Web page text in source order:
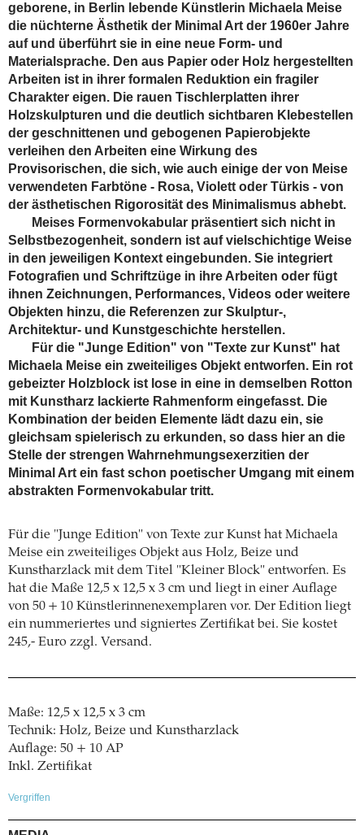
geborene, in Berlin lebende Künstlerin Michaela Meise
die nüchterne Ästhetik der Minimal Art der 1960er Jahre
auf und überführt sie in eine neue Form- und
Materialsprache. Den aus Papier oder Holz hergestellten
Arbeiten ist in ihrer formalen Reduktion ein fragiler
Charakter eigen. Die rauen Tischlerplatten ihrer
Holzskulpturen und die deutlich sichtbaren Klebestellen
der geschnittenen und gebogenen Papierobjekte
verleihen den Arbeiten eine Wirkung des
Provisorischen, die sich, wie auch einige der von Meise
verwendeten Farbtöne - Rosa, Violett oder Türkis - von
der ästhetischen Rigorosität des Minimalismus abhebt.
Meises Formenvokabular präsentiert sich nicht in
Selbstbezogenheit, sondern ist auf vielschichtige Weise
in den jeweiligen Kontext eingebunden. Sie integriert
Fotografien und Schriftzüge in ihre Arbeiten oder fügt
ihnen Zeichnungen, Performances, Videos oder weitere
Objekten hinzu, die Referenzen zur Skulptur-,
Architektur- und Kunstgeschichte herstellen.
Für die "Junge Edition" von "Texte zur Kunst" hat
Michaela Meise ein zweiteiliges Objekt entworfen. Ein rot
gebeizter Holzblock ist lose in eine in demselben Rotton
mit Kunstharz lackierte Rahmenform eingefasst. Die
Kombination der beiden Elemente lädt dazu ein, sie
gleichsam spielerisch zu erkunden, so dass hier an die
Stelle der strengen Wahrnehmungsexerzitien der
Minimal Art ein fast schon poetischer Umgang mit einem
abstrakten Formenvokabular tritt.
Für die "Junge Edition" von Texte zur Kunst hat Michaela
Meise ein zweiteiliges Objekt aus Holz, Beize und
Kunstharzlack mit dem Titel "Kleiner Block" entworfen. Es
hat die Maße 12,5 x 12,5 x 3 cm und liegt in einer Auflage
von 50 + 10 Künstlerinnenexemplaren vor. Der Edition liegt
ein nummeriertes und signiertes Zertifikat bei. Sie kostet
245,- Euro zzgl. Versand.
Maße: 12,5 x 12,5 x 3 cm
Technik: Holz, Beize und Kunstharzlack
Auflage: 50 + 10 AP
Inkl. Zertifikat
Vergriffen